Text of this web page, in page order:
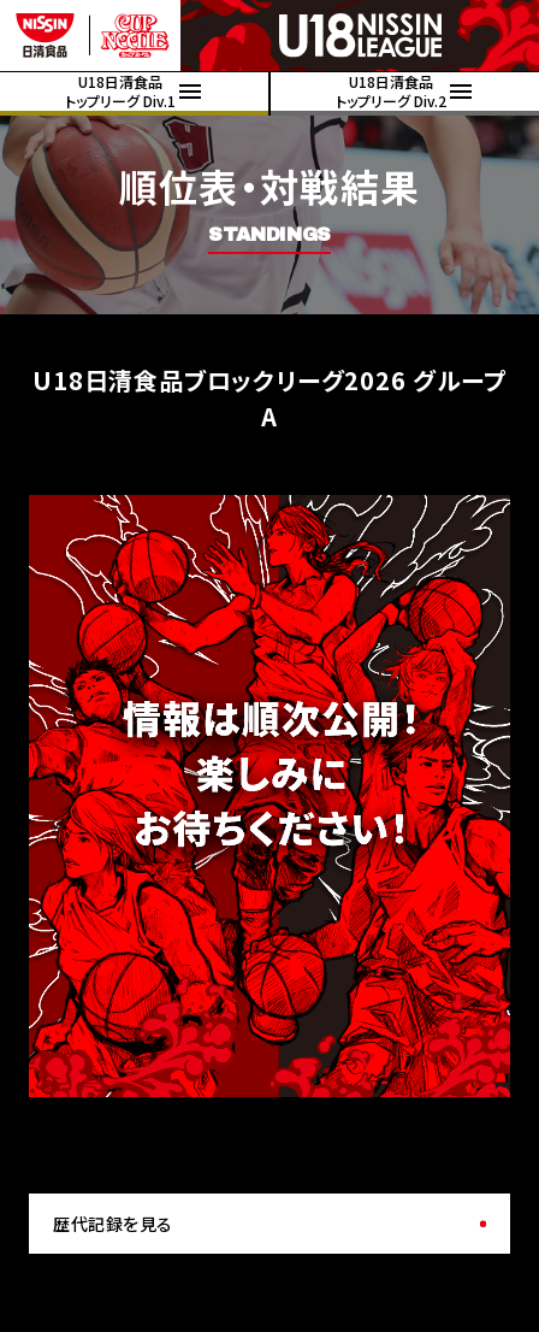
U18日清食品
トップリーグ Div.1
U18日清食品
トップリーグ Div.2
順位表・対戦結果
STANDINGS
U18日清食品ブロックリーグ2026 グループ
A
歴代記録を見る